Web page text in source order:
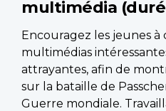
multimédia
Encouragez les jeunes
multimédias
attrayantes, afin de
sur la bataille de
Guerre mondiale.